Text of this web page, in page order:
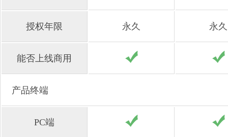
授权年限 永久 永久
能否上线商用
产品终端
PC端